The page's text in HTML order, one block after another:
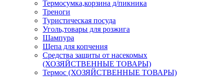
Термосумка,корзина д/пикника
Треноги
Туристическая посуда
Уголь,товары для розжига
Шампура
Щепа для копчения
Средства защиты от насекомых
(ХОЗЯЙСТВЕННЫЕ ТОВАРЫ)
Термос (ХОЗЯЙСТВЕННЫЕ ТОВАРЫ)